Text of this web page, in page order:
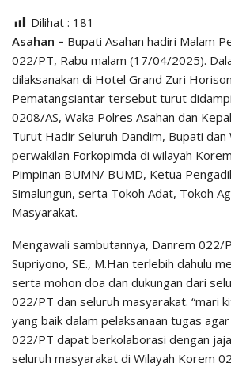
Dilihat : 181
Asahan – Bupati Asahan hadiri Malam
022/PT, Rabu malam (17/04/2025).
dilaksanakan di Hotel Grand Zuri
Pematangsiantar tersebut turut
0208/AS, Waka Polres Asahan dan
Turut Hadir Seluruh Dandim, Bupati
perwakilan Forkopimda di wilayah
Pimpinan BUMN/ BUMD, Ketua
Simalungun, serta Tokoh Adat, Tokoh
Masyarakat.
Mengawali sambutannya, Danrem 022/
Supriyono, SE., M.Han terlebih dahulu
serta mohon doa dan dukungan dari
022/PT dan seluruh masyarakat. “mari
yang baik dalam pelaksanaan tugas
022/PT dapat berkolaborasi dengan
seluruh masyarakat di Wilayah Korem